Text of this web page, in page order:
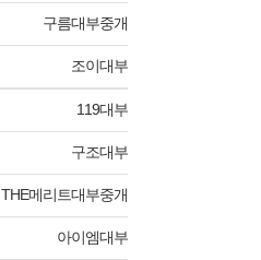
구름대부중개
조이대부
119대부
구조대부
THE메리트대부중개
아이엠대부